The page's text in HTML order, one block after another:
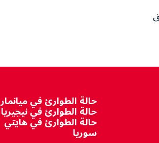
حالة الطوارئ في ميانمار
حالة الطوارئ في نيجيريا
حالة الطوارئ في هايتي
سوريا